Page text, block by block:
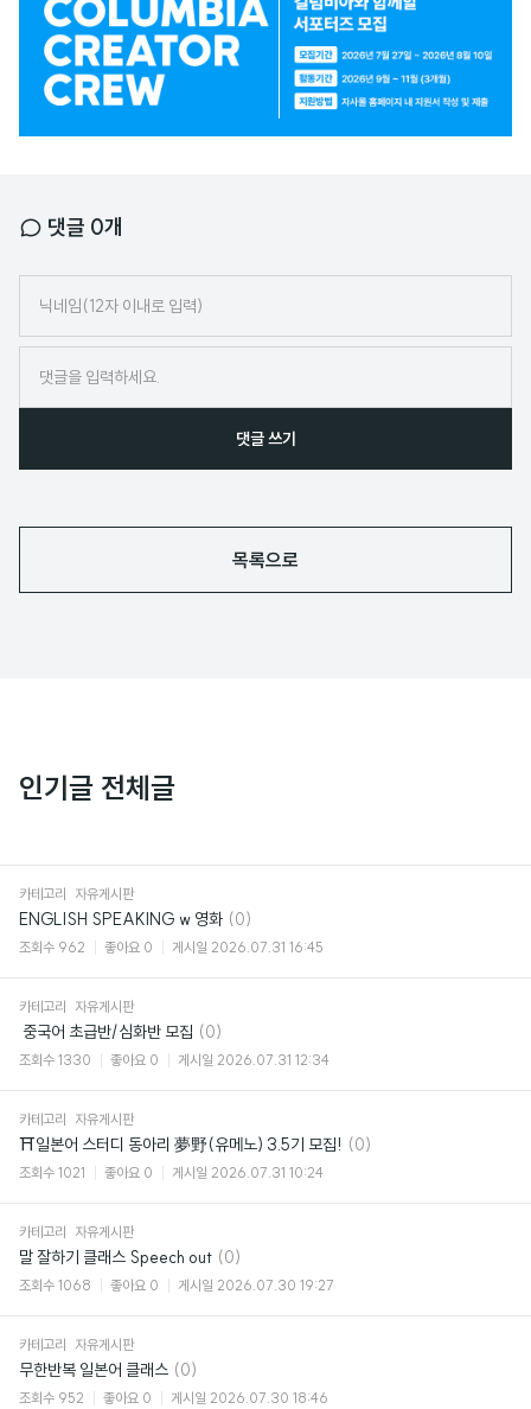
댓글 0개
임
댓글 쓰기
목록으로
인기글 전체글
카테고리 자유게시판
ENGLISH SPEAKING w 영화 댓
글
(0)
조회수 962 좋아요 0 게시일 2026.07.31 16:45
카테고리 자유게시판
​ 중국어 초급반/심화반 모집 댓
글
(0)
조회수 1330 좋아요 0 게시일 2026.07.31 12:34
카테고리 자유게시판
⛩일본어 스터디 동아리 夢野(유메노) 3.5기 모집! 댓
(0)
조회수 1021 좋아요 0 게시일 2026.07.31 10:24
카테고리 자유게시판
말 잘하기 클래스 Speech out 댓
글
(0)
조회수 1068 좋아요 0 게시일 2026.07.30 19:27
카테고리 자유게시판
무한반복 일본어 클래스 댓
글
(0)
조회수 952 좋아요 0 게시일 2026.07.30 18:46